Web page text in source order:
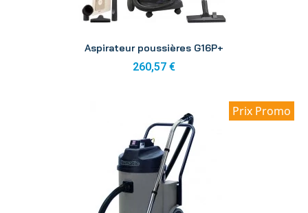
Aspirateur poussières G16P+
260,57 €
Prix Promo